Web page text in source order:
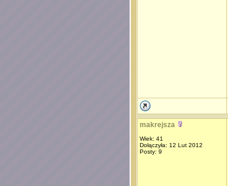
makrejsza
Wiek: 41
Dołączyła: 12 Lut 2012
Posty: 9